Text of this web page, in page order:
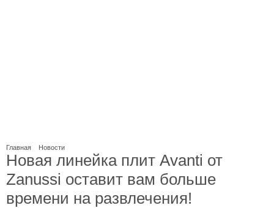
Главная Новости
Новая линейка плит Avanti от
Zanussi оставит вам больше
времени на развлечения!